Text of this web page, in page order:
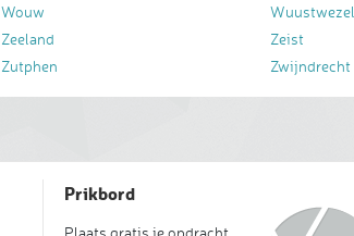
Wouw Wuustwezel
Zeeland Zeist
Zutphen Zwijndrecht
Prikbord
Plaats gratis je opdracht